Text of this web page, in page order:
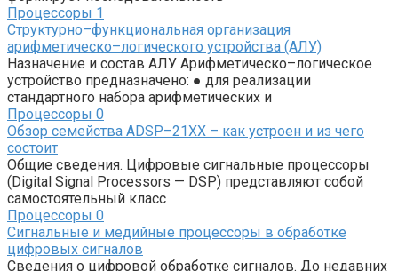
Процессоры 1
Структурно–функциональная организация
арифметическо–логического устройства (АЛУ)
Назначение и состав АЛУ Арифметическо–логическое
устройство предназначено: ● для реализации
стандартного набора арифметических и
Процессоры 0
Обзор семейства ADSP–21XX – как устроен и из чего
состоит
Общие сведения. Цифровые сигнальные процессоры
(Digital Signal Proces­sors — DSP) представляют собой
самостоятельный класс
Процессоры 0
Сигнальные и медийные процессоры в обработке
цифровых сигналов
Сведения о цифровой обработке сигналов. До недавних